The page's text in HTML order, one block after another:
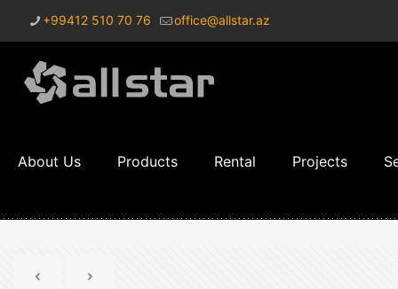
+99412 510 70 76 office@allstar.az
About Us Products Rental Projects